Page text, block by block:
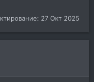
27 Окт 2025